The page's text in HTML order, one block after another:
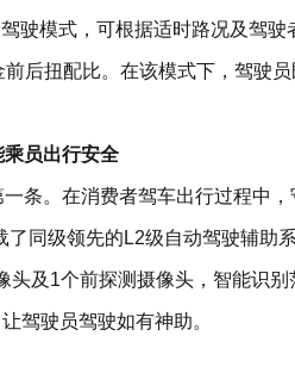
驶模式，可根据适时路况及驾
后扭配比。在该模式下，驾驶
乘员出行安全
。在消费者驾车出行过程中，
了同级领先的L2级自动驾驶辅助
头及1个前探测摄像头，智能识
驾驶员驾驶如有神助。